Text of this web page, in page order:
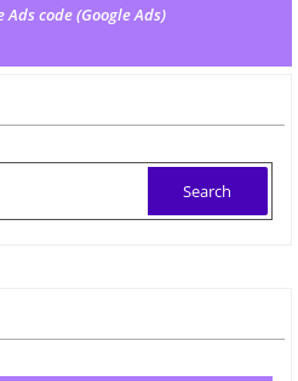
Ads code (Google Ads)